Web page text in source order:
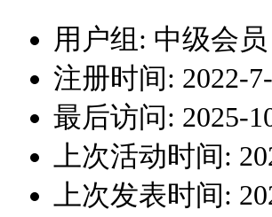
用户组: 中级会员
注册时间: 2022-
最后访问: 2025-
上次活动时间:
上次发表时间: